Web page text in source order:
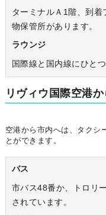
ターミナルＡ1階、到
物保管所があります。
ラウンジ
国際線と国内線にひと
リヴィウ国際空港
空港から市内へは、タクシ
とができます。
バス
市バス48番か、トロリ
されています。